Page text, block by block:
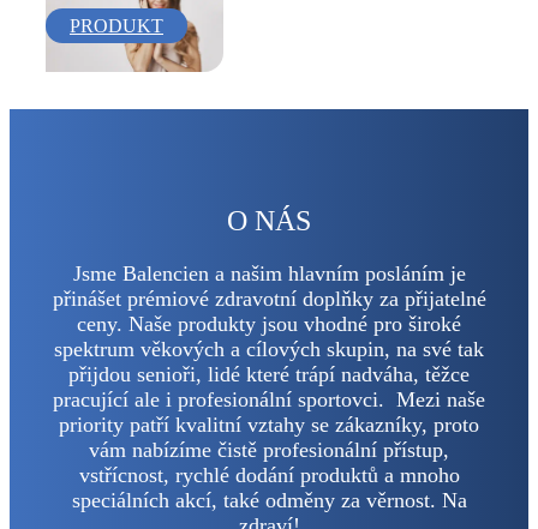
PRODUKT
O NÁS
Jsme Balencien a našim hlavním posláním je
přinášet prémiové zdravotní doplňky za přijatelné
ceny. Naše produkty jsou vhodné pro široké
spektrum věkových a cílových skupin, na své tak
přijdou senioři, lidé které trápí nadváha, těžce
pracující ale i profesionální sportovci. Mezi naše
priority patří kvalitní vztahy se zákazníky, proto
vám nabízíme čistě profesionální přístup,
vstřícnost, rychlé dodání produktů a mnoho
speciálních akcí, také odměny za věrnost. Na